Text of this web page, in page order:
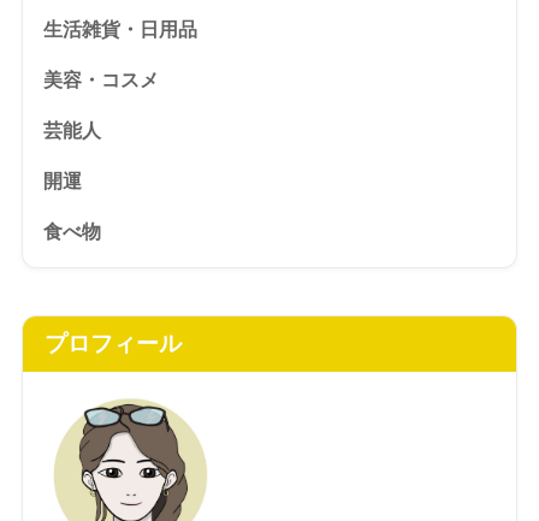
生活雑貨・日用品
美容・コスメ
芸能人
開運
食べ物
プロフィール